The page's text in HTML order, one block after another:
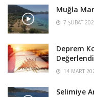
Muğla
7 ŞUBAT
Deprem
Değerlendi
14 MART
Selimiye